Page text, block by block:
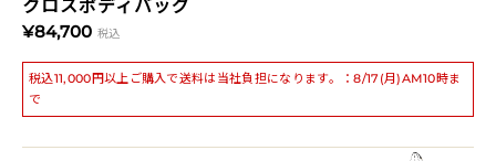
¥84,700 税込
税込11,000円以上ご購入で送料は当社負担になります。：8/17(月)AM10時ま
で